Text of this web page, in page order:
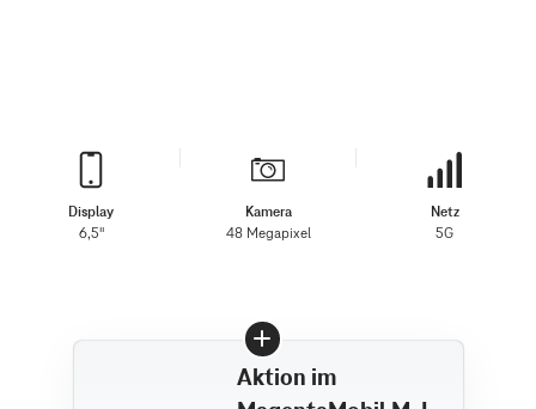
Display
6,5"
Kamera
48 Megapixel
Netz
5G
Aktion im